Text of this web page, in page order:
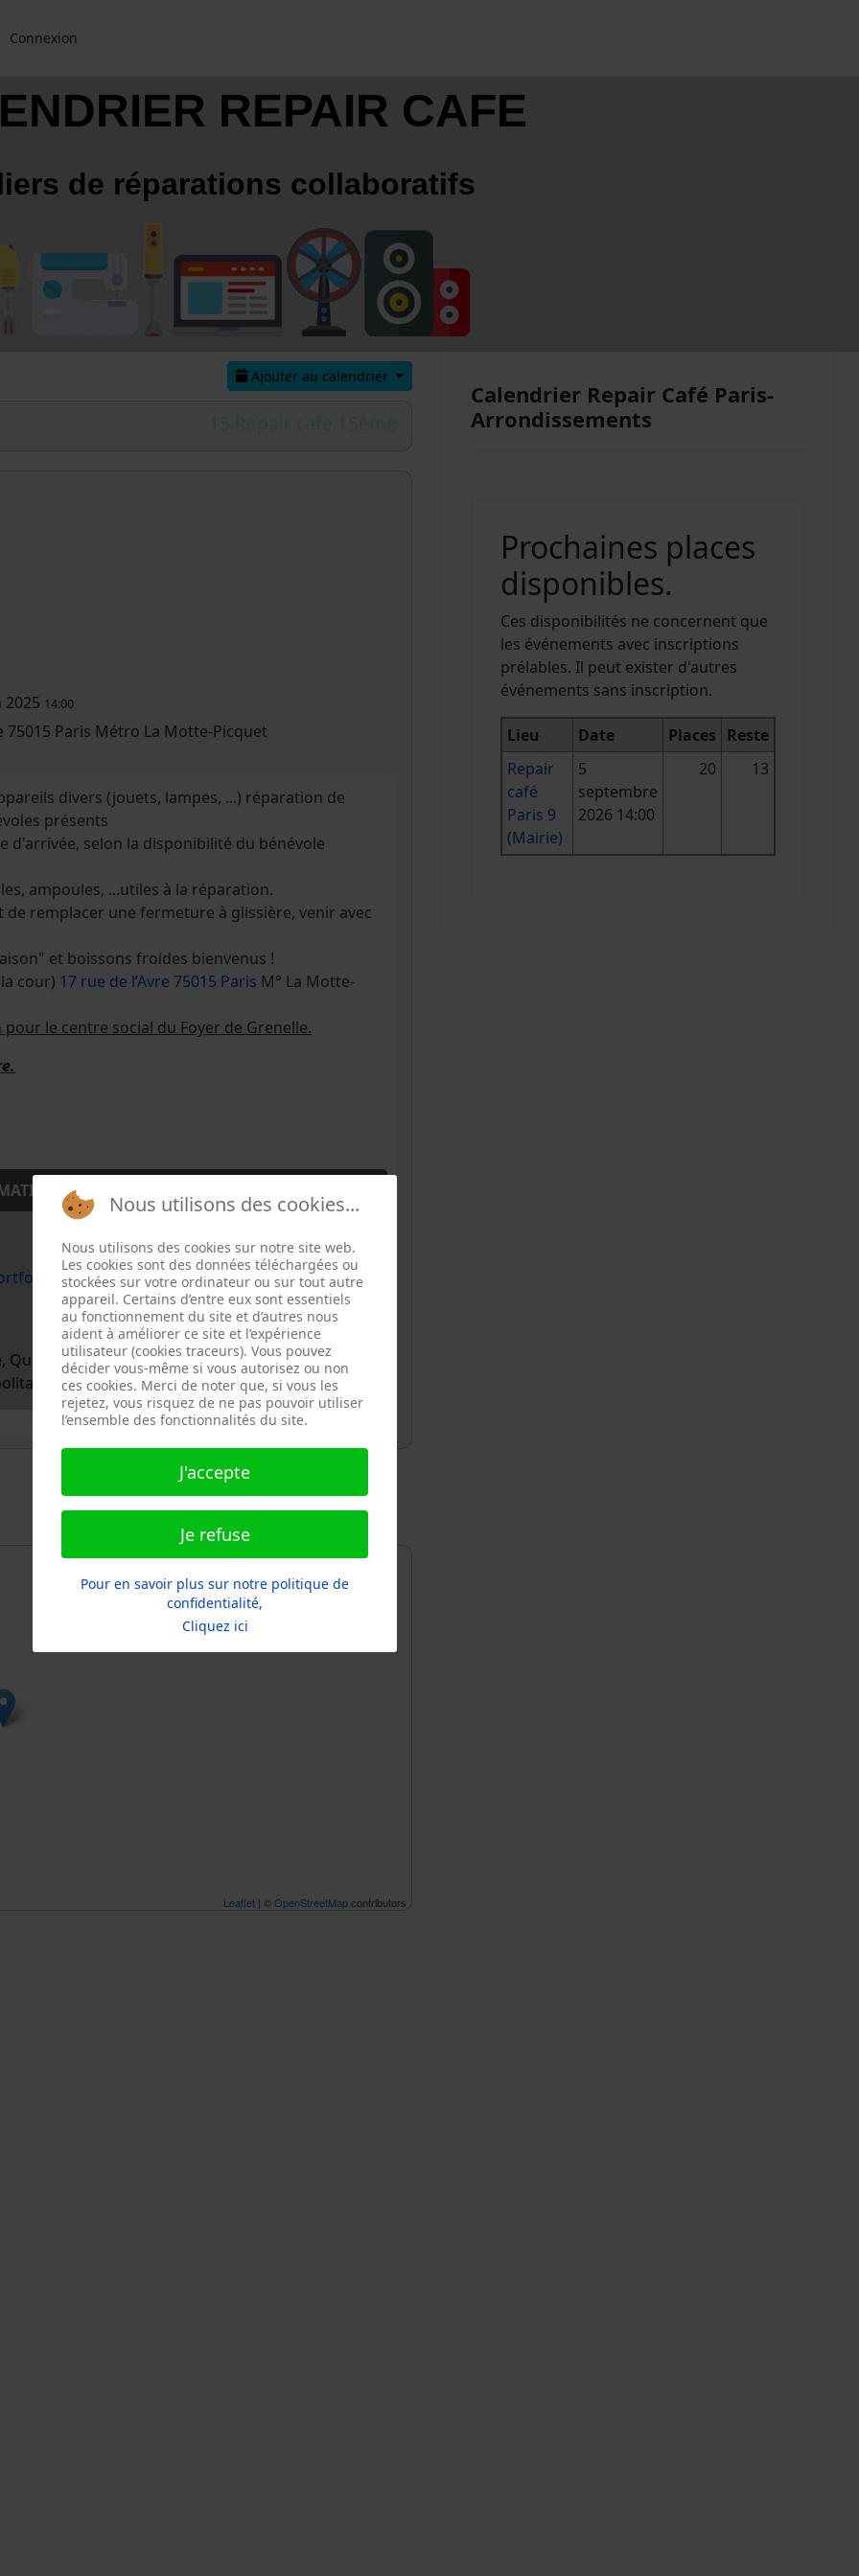
Connexion
REPAIR CAFE
de réparations collaboratifs
Ajouter au calendrier
2025 14:00
75015 Paris Métro La Motte-Picquet
divers (jouets, lampes, ...) réparation de
présents
d'arrivée, selon la disponibilité du bénévole
ampoules, ...utiles à la réparation.
de remplacer une fermeture à glissière, venir avec
et boissons froides bienvenus !
cour) 17 rue de l’Avre 75015 Paris M° La Motte-
le centre social du Foyer de Grenelle.
repair-cafe/
Quartier de Grenelle, Paris 15e Arrondissement,
75015, France
Leaflet| ©OpenStreetMapcontributors
Calendrier Repair Café Paris-
Arrondissements
Prochaines places
disponibles.
Ces disponibilités ne concernent que
les événements avec inscriptions
prélables. Il peut exister d'autres
événements sans inscription.
Lieu Date Places Reste
Repair
café
Paris 9
(Mairie)
5
septembre
2026 14:00
20 13
Nous utilisons des cookies...
Nous utilisons des cookies sur notre site web.
Les cookies sont des données téléchargées ou
stockées sur votre ordinateur ou sur tout autre
appareil. Certains d’entre eux sont essentiels
au fonctionnement du site et d’autres nous
aident à améliorer ce site et l’expérience
utilisateur (cookies traceurs). Vous pouvez
décider vous-même si vous autorisez ou non
ces cookies. Merci de noter que, si vous les
rejetez, vous risquez de ne pas pouvoir utiliser
l’ensemble des fonctionnalités du site.
J'accepte
Je refuse
Pour en savoir plus sur notre politique de
confidentialité,
Cliquez ici